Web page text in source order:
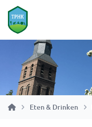
Eten & Drinken